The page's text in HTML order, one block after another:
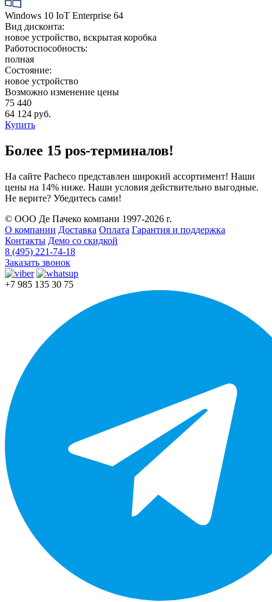
Windows 10 IoT Enterprise 64
Вид дисконта:
новое устройство, вскрытая коробка
Работоспособность:
полная
Состояние:
новое устройство
Возможно изменение цены
75 440
64 124 руб.
Купить
Более 15 pos-терминалов!
На сайте Pacheco представлен широкий ассортимент! Наши
цены на 14% ниже. Наши условия действительно выгодные.
Не верите? Убедитесь сами!
© ООО Де Пачеко компани 1997-2026 г.
О компании Доставка Оплата Гарантия и поддержка
Контакты Демо со скидкой
8 (495) 221-74-18
Заказать звонок
+7 985 135 30 75